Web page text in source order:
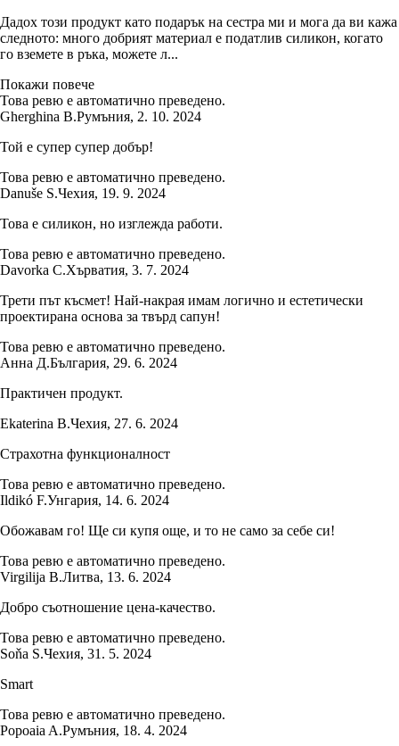
Дадох този продукт като подарък на сестра ми и мога да ви кажа
следното: много добрият материал е податлив силикон, когато
го вземете в ръка, можете л...
Покажи повече
Това ревю е автоматично преведено.
Gherghina B.Румъния, 2. 10. 2024
Той е супер супер добър!
Това ревю е автоматично преведено.
Danuše S.Чехия, 19. 9. 2024
Това е силикон, но изглежда работи.
Това ревю е автоматично преведено.
Davorka C.Хърватия, 3. 7. 2024
Трети път късмет! Най-накрая имам логично и естетически
проектирана основа за твърд сапун!
Това ревю е автоматично преведено.
Анна Д.България, 29. 6. 2024
Практичен продукт.
Ekaterina B.Чехия, 27. 6. 2024
Страхотна функционалност
Това ревю е автоматично преведено.
Ildikó F.Унгария, 14. 6. 2024
Обожавам го! Ще си купя още, и то не само за себе си!
Това ревю е автоматично преведено.
Virgilija B.Литва, 13. 6. 2024
Добро съотношение цена-качество.
Това ревю е автоматично преведено.
Soňa S.Чехия, 31. 5. 2024
Smart
Това ревю е автоматично преведено.
Popoaia A.Румъния, 18. 4. 2024